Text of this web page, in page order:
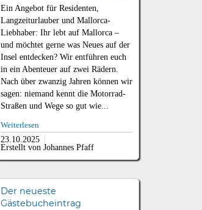
Ein Angebot für Residenten,
Langzeiturlauber und Mallorca-
Liebhaber: Ihr lebt auf Mallorca –
und möchtet gerne was Neues auf der
Insel entdecken? Wir entführen euch
in ein Abenteuer auf zwei Rädern.
Nach über zwanzig Jahren können wir
sagen: niemand kennt die Motorrad-
Straßen und Wege so gut wie...
Weiterlesen
23.10.2025
Erstellt von Johannes Pfaff
Der neueste
Gästebucheintrag